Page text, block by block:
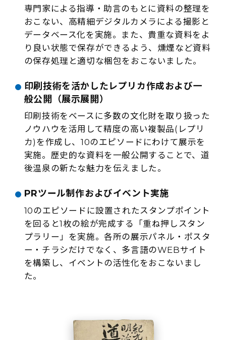
専門家による指導・助言のもとに資料の整理を
おこない、高精細デジタルカメラによる撮影と
データベース化を実施。また、貴重な資料をよ
り良い状態で保存ができるよう、燻煙など資料
の保存処理と適切な梱包をおこないました。
印刷技術を活かしたレプリカ作成および一
般公開（展示展開）
印刷技術をベースに多数の文化財を取り扱った
ノウハウを活用して精度の高い複製品(レプリ
カ)を作成し、10のエピソードにわけて展示を
実施。歴史的な資料を一般公開することで、道
後温泉の新たな魅力を伝えました。
PRツール制作およびイベント実施
10のエピソードに設置されたスタンプポイント
を回ると1枚の絵が完成する「重ね押しスタン
プラリー」を実施。各所の展示パネル・ポスタ
ー・チラシだけでなく、多言語のWEBサイト
を構築し、イベントの活性化をおこないまし
た。